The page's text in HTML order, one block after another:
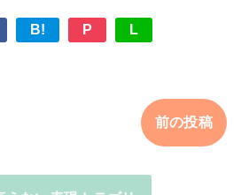
B! P L
前の投稿